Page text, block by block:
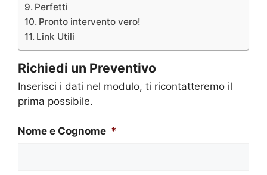
Perfetti
Pronto intervento vero!
Link Utili
Richiedi un Preventivo
Inserisci i dati nel modulo, ti ricontatteremo il
prima possibile.
Nome e Cognome *